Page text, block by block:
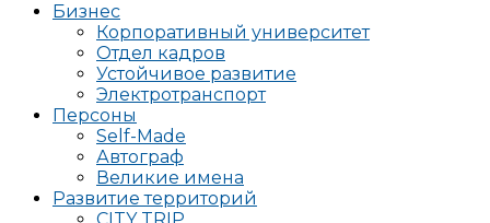
Бизнес
Корпоративный университет
Отдел кадров
Устойчивое развитие
Электротранспорт
Персоны
Self-Made
Автограф
Великие имена
Развитие территорий